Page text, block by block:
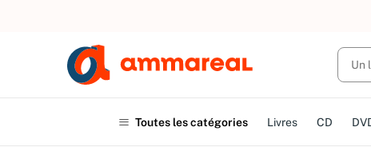
UN ACHAT,
Toutes les catégories Livres CD